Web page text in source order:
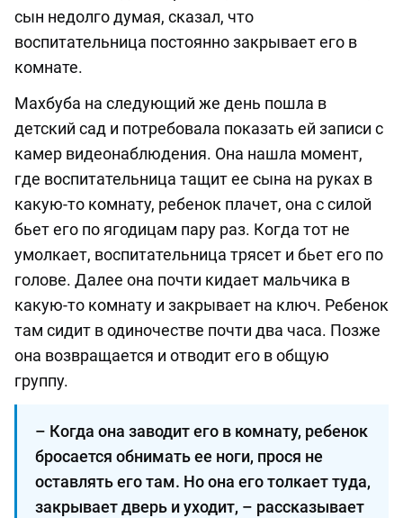
сын недолго думая, сказал, что
воспитательница постоянно закрывает его в
комнате.
Махбуба на следующий же день пошла в
детский сад и потребовала показать ей записи с
камер видеонаблюдения. Она нашла момент,
где воспитательница тащит ее сына на руках в
какую-то комнату, ребенок плачет, она с силой
бьет его по ягодицам пару раз. Когда тот не
умолкает, воспитательница трясет и бьет его по
голове. Далее она почти кидает мальчика в
какую-то комнату и закрывает на ключ. Ребенок
там сидит в одиночестве почти два часа. Позже
она возвращается и отводит его в общую
группу.
– Когда она заводит его в комнату, ребенок
бросается обнимать ее ноги, прося не
оставлять его там. Но она его толкает туда,
закрывает дверь и уходит, – рассказывает